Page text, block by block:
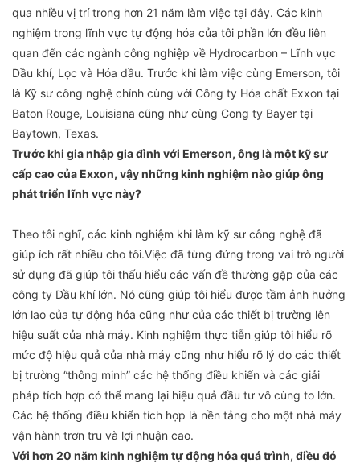
qua nhiều vị trí trong hơn 21 năm làm việc tại đây. Các kinh
nghiệm trong lĩnh vực tự động hóa của tôi phần lớn đều liên
quan đến các ngành công nghiệp về Hydrocarbon – Lĩnh vực
Dầu khí, Lọc và Hóa dầu. Trước khi làm việc cùng Emerson, tôi
là Kỹ sư công nghệ chính cùng với Công ty Hóa chất Exxon tại
Baton Rouge, Louisiana cũng như cùng Cong ty Bayer tại
Baytown, Texas.
Trước khi gia nhập gia đình với Emerson, ông là một kỹ sư
cấp cao của Exxon, vậy những kinh nghiệm nào giúp ông
phát triển lĩnh vực này?
Theo tôi nghĩ, các kinh nghiệm khi làm kỹ sư công nghệ đã
giúp ích rất nhiều cho tôi.Việc đã từng đứng trong vai trò người
sử dụng đã giúp tôi thấu hiểu các vấn đề thường gặp của các
công ty Dầu khí lớn. Nó cũng giúp tôi hiểu được tầm ảnh hưởng
lớn lao của tự động hóa cũng như của các thiết bị trường lên
hiệu suất của nhà máy. Kinh nghiệm thực tiễn giúp tôi hiểu rõ
mức độ hiệu quả của nhà máy cũng như hiểu rõ lý do các thiết
bị trường “thông minh” các hệ thống điều khiển và các giải
pháp tích hợp có thể mang lại hiệu quả đầu tư vô cùng to lớn.
Các hệ thống điều khiển tích hợp là nền tảng cho một nhà máy
vận hành trơn tru và lợi nhuận cao.
Với hơn 20 năm kinh nghiệm tự động hóa quá trình, điều đó